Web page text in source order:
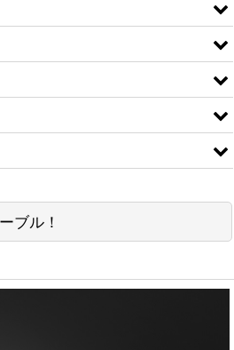
ブル！